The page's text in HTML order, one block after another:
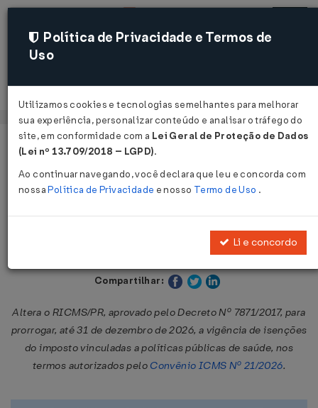
Acessar
Página Inicial Legislações
Decreto Nº 13519 DE 04/05/2026
Publicado no DOE - PR em 4 mai 2026
Compartilhar:
Altera o RICMS/PR, aprovado pelo Decreto Nº 7871/2017, para
prorrogar, até 31 de dezembro de 2026, a vigência de isenções
do imposto vinculadas a políticas públicas de saúde, nos
termos autorizados pelo Convênio ICMS Nº 21/2026.
Política de Privacidade e Termos de
Uso
Utilizamos cookies e tecnologias semelhantes para melhorar
sua experiência, personalizar conteúdo e analisar o tráfego do
site, em conformidade com a Lei Geral de Proteção de Dados
(Lei nº 13.709/2018 – LGPD).
Ao continuar navegando, você declara que leu e concorda com
nossaPolítica de Privacidade e nosso Termo de Uso .
Li e concordo